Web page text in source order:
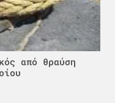
από θραύση